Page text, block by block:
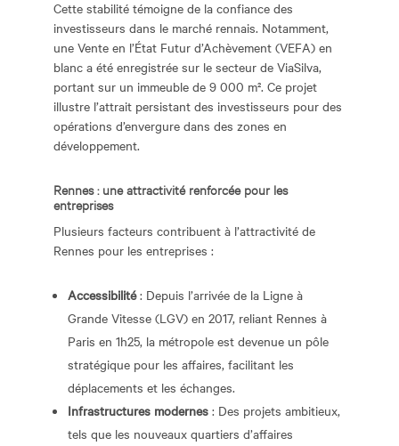
Cette stabilité témoigne de la confiance des
investisseurs dans le marché rennais. Notamment,
une Vente en l’État Futur d’Achèvement (VEFA) en
blanc a été enregistrée sur le secteur de ViaSilva,
portant sur un immeuble de 9 000 m². Ce projet
illustre l’attrait persistant des investisseurs pour des
opérations d’envergure dans des zones en
développement.
Rennes : une attractivité renforcée pour les
entreprises
Plusieurs facteurs contribuent à l’attractivité de
Rennes pour les entreprises :
Accessibilité: Depuis l’arrivée de la Ligne à
Grande Vitesse (LGV) en 2017, reliant Rennes à
Paris en 1h25, la métropole est devenue un pôle
stratégique pour les affaires, facilitant les
déplacements et les échanges.
Infrastructures modernes: Des projets ambitieux,
tels que les nouveaux quartiers d’affaires